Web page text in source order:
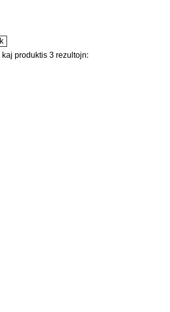
kaj produktis 3 rezultojn: